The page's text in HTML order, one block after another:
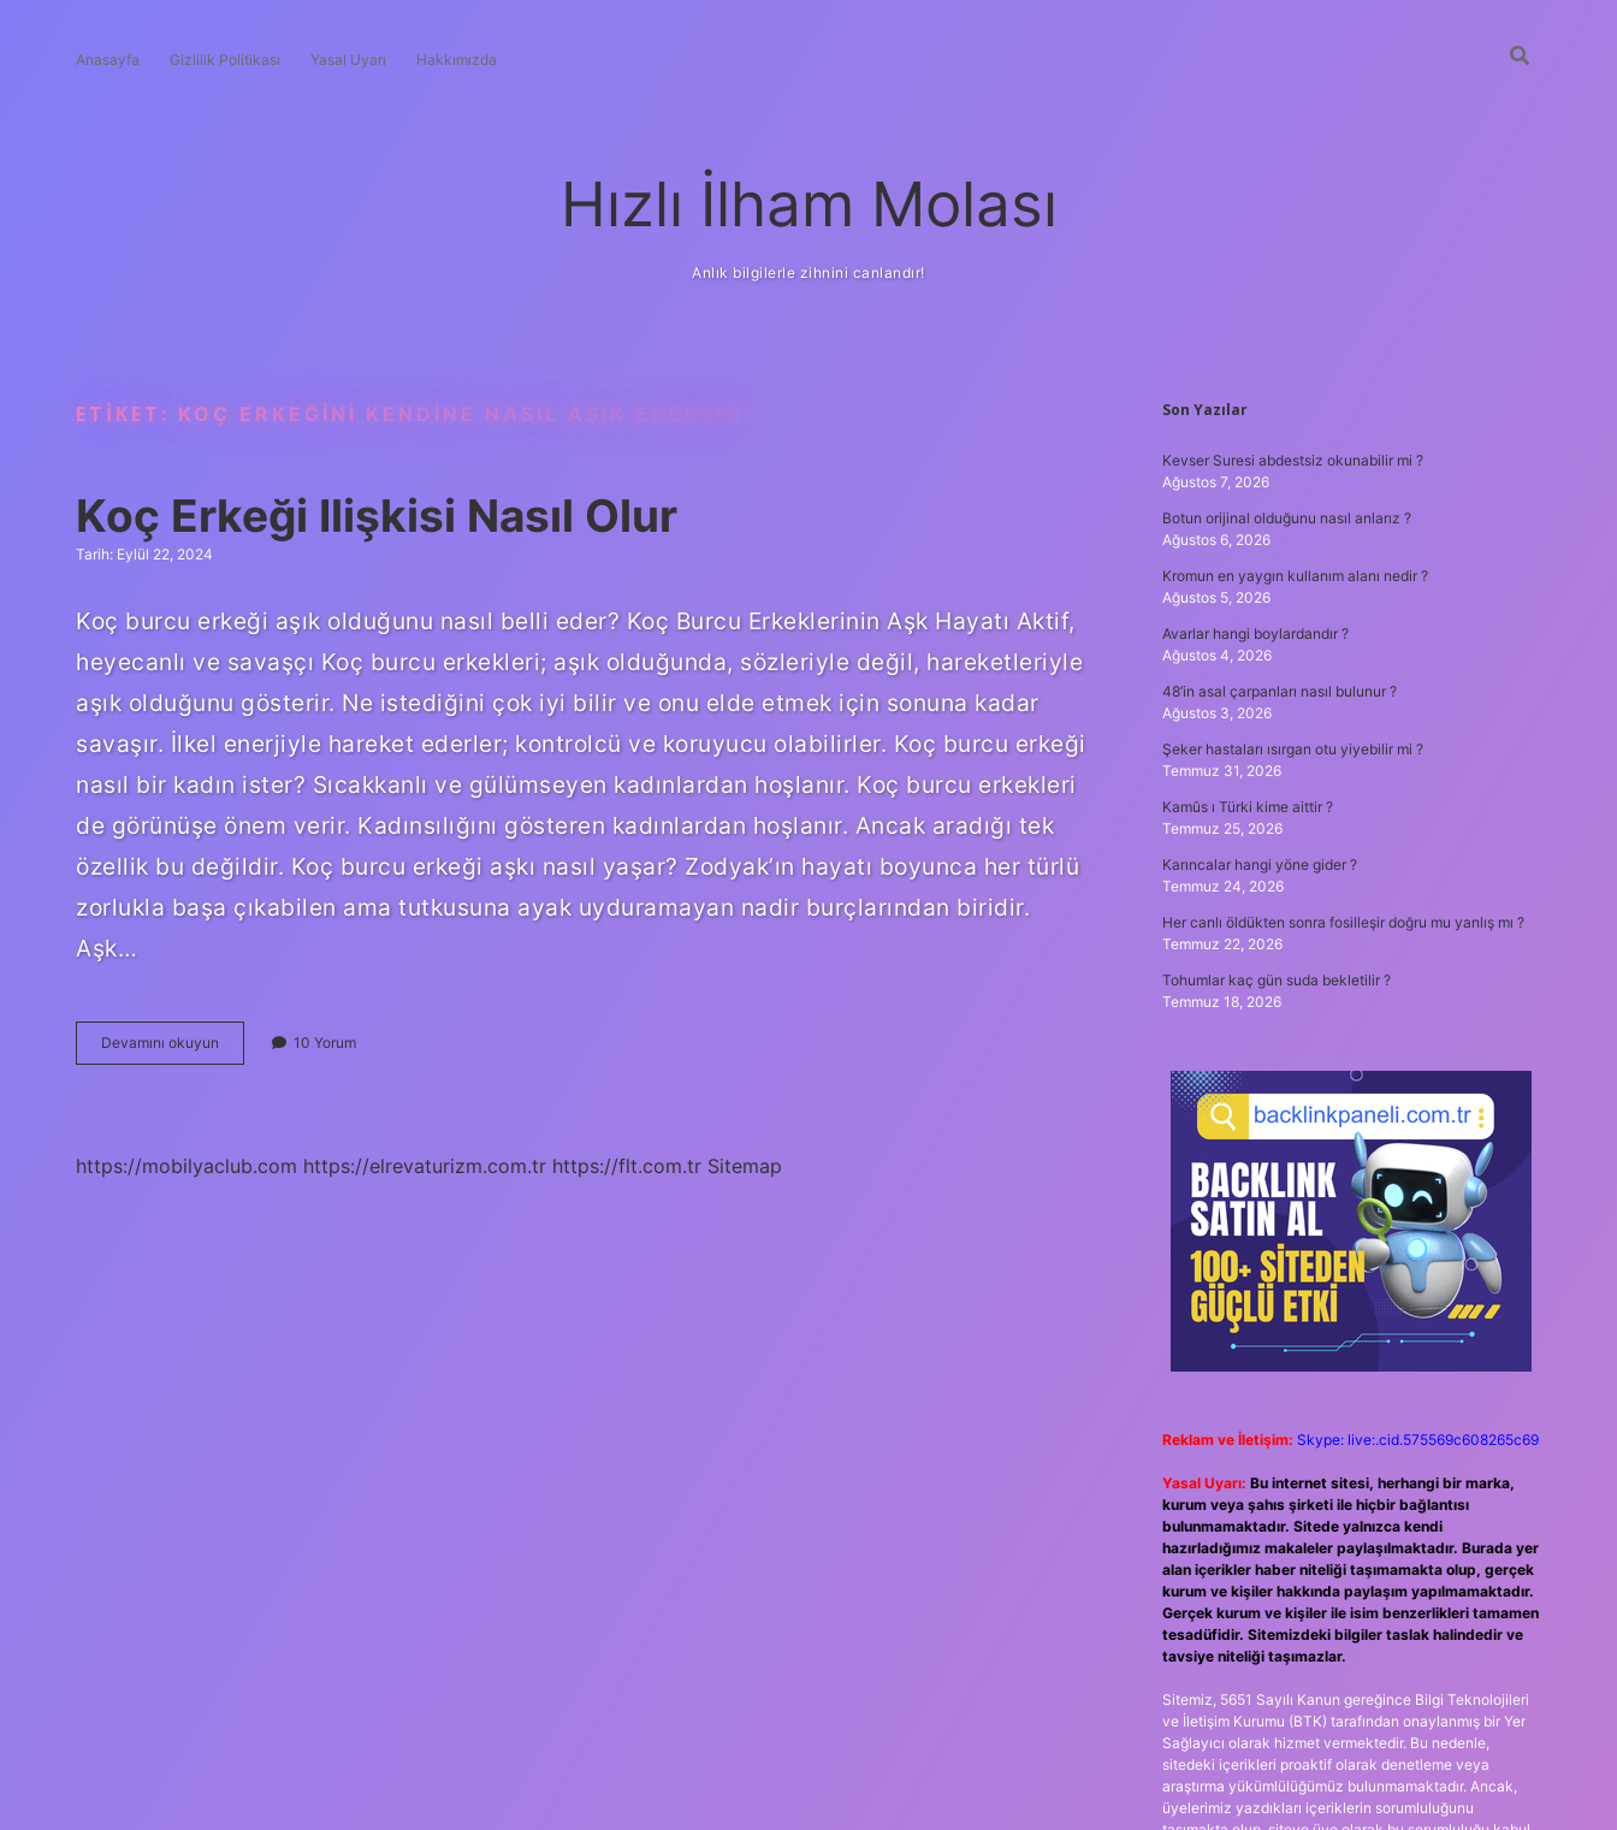
Anasayfa Gizlilik Politikası Yasal Uyarı Hakkımızda
Hızlı İlham Molası
Anlık bilgilerle zihnini canlandır!
ETIKET: KOÇ ERKEĞINI KENDINE NASIL AŞIK EDERSIN
Koç Erkeği Ilişkisi Nasıl Olur
Tarih: Eylül 22, 2024
Koç burcu erkeği aşık olduğunu nasıl belli eder? Koç Burcu Erkeklerinin Aşk Hayatı Aktif,
heyecanlı ve savaşçı Koç burcu erkekleri; aşık olduğunda, sözleriyle değil, hareketleriyle
aşık olduğunu gösterir. Ne istediğini çok iyi bilir ve onu elde etmek için sonuna kadar
savaşır. İlkel enerjiyle hareket ederler; kontrolcü ve koruyucu olabilirler. Koç burcu erkeği
nasıl bir kadın ister? Sıcakkanlı ve gülümseyen kadınlardan hoşlanır. Koç burcu erkekleri
de görünüşe önem verir. Kadınsılığını gösteren kadınlardan hoşlanır. Ancak aradığı tek
özellik bu değildir. Koç burcu erkeği aşkı nasıl yaşar? Zodyak’ın hayatı boyunca her türlü
zorlukla başa çıkabilen ama tutkusuna ayak uyduramayan nadir burçlarından biridir.
Aşk…
Devamını okuyun
Erkeği
10 Yorum
https://mobilyaclub.com https://elrevaturizm.com.tr https://flt.com.tr Sitemap
SIDEBAR
Son Yazılar
Kevser Suresi abdestsiz okunabilir mi ?
Ağustos 7, 2026
Botun orijinal olduğunu nasıl anlarız ?
Ağustos 6, 2026
Kromun en yaygın kullanım alanı nedir ?
Ağustos 5, 2026
Avarlar hangi boylardandır ?
Ağustos 4, 2026
48’in asal çarpanları nasıl bulunur ?
Ağustos 3, 2026
Şeker hastaları ısırgan otu yiyebilir mi ?
Temmuz 31, 2026
Kamûs ı Türki kime aittir ?
Temmuz 25, 2026
Karıncalar hangi yöne gider ?
Temmuz 24, 2026
Her canlı öldükten sonra fosilleşir doğru mu yanlış mı ?
Temmuz 22, 2026
Tohumlar kaç gün suda bekletilir ?
Temmuz 18, 2026
Reklam ve İletişim: Skype: live:.cid.575569c608265c69
Yasal Uyarı: Bu internet sitesi, herhangi bir marka,
kurum veya şahıs şirketi ile hiçbir bağlantısı
bulunmamaktadır. Sitede yalnızca kendi
hazırladığımız makaleler paylaşılmaktadır. Burada yer
alan içerikler haber niteliği taşımamakta olup, gerçek
kurum ve kişiler hakkında paylaşım yapılmamaktadır.
Gerçek kurum ve kişiler ile isim benzerlikleri tamamen
tesadüfidir. Sitemizdeki bilgiler taslak halindedir ve
tavsiye niteliği taşımazlar.
Sitemiz, 5651 Sayılı Kanun gereğince Bilgi Teknolojileri
ve İletişim Kurumu (BTK) tarafından onaylanmış bir Yer
Sağlayıcı olarak hizmet vermektedir. Bu nedenle,
sitedeki içerikleri proaktif olarak denetleme veya
araştırma yükümlülüğümüz bulunmamaktadır. Ancak,
üyelerimiz yazdıkları içeriklerin sorumluluğunu